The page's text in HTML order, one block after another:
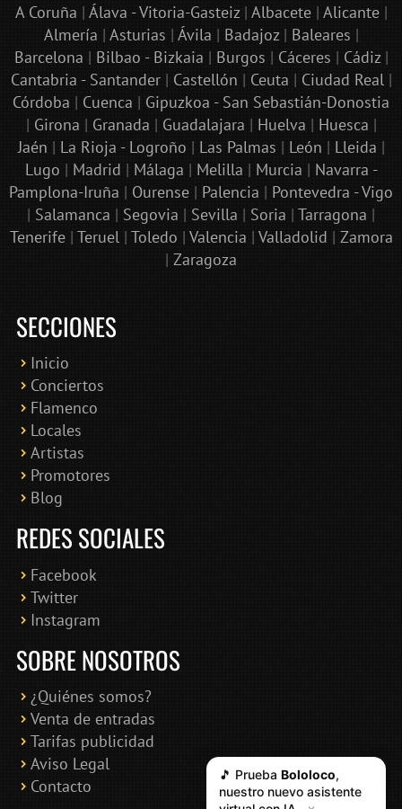
A Coruña | Álava - Vitoria-Gasteiz| Albacete| Alicante|
Almería | Asturias | Ávila | Badajoz| Baleares |
Barcelona | Bilbao - Bizkaia | Burgos | Cáceres | Cádiz|
Cantabria - Santander| Castellón | Ceuta | Ciudad Real|
Córdoba | Cuenca | Gipuzkoa - San Sebastián-Donostia
| Girona | Granada | Guadalajara | Huelva | Huesca |
Jaén | La Rioja - Logroño | Las Palmas | León | Lleida |
Lugo | Madrid | Málaga | Melilla | Murcia | Navarra -
Pamplona-Iruña | Ourense | Palencia | Pontevedra - Vigo
| Salamanca | Segovia | Sevilla | Soria | Tarragona |
Tenerife| Teruel| Toledo | Valencia | Valladolid | Zamora
| Zaragoza
SECCIONES
Inicio
Conciertos
Flamenco
Locales
Artistas
Promotores
Blog
REDES SOCIALES
Facebook
Twitter
Instagram
SOBRE NOSOTROS
¿Quiénes somos?
Venta de entradas
Tarifas publicidad
Aviso Legal
Contacto
🎵 Prueba Bololoco,
nuestro nuevo asistente